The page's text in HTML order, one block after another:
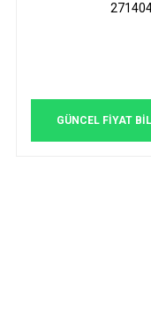
GÜNCEL FİYAT